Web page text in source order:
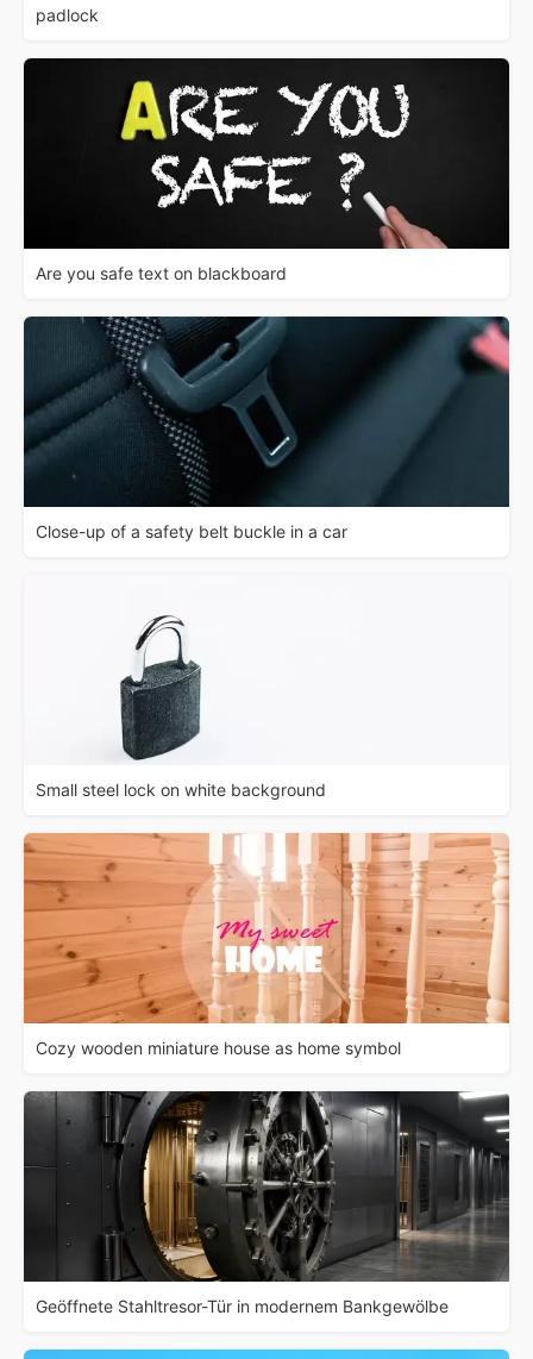
padlock
Are you safe text on blackboard
Close-up of a safety belt buckle in a car
Small steel lock on white background
Cozy wooden miniature house as home symbol
Geöffnete Stahltresor-Tür in modernem Bankgewölbe